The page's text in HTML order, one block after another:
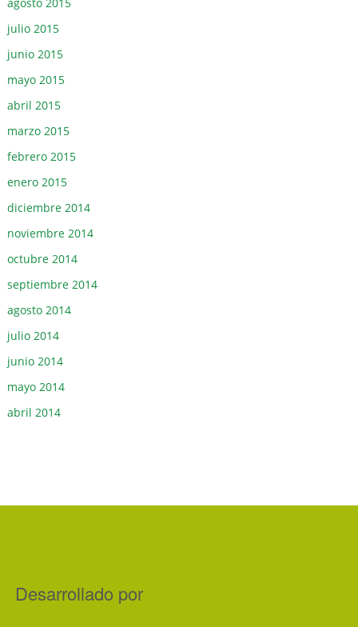
julio 2015
junio 2015
mayo 2015
abril 2015
marzo 2015
febrero 2015
enero 2015
diciembre 2014
noviembre 2014
octubre 2014
septiembre 2014
agosto 2014
julio 2014
junio 2014
mayo 2014
abril 2014
Desarrollado por